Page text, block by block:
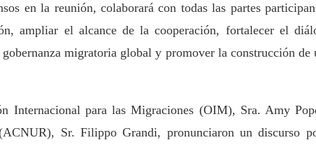
en la reunión, colaborará con todas las partes
ampliar el alcance de la cooperación, fortalecer el
migratoria global y promover la construcción de
Internacional para las Migraciones (OIM), Sra. Amy
Sr. Filippo Grandi, pronunciaron un discurso